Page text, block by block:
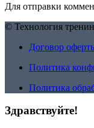
Для отправки
© Технология
Договор
Политика
Политика
Здравствуйте!